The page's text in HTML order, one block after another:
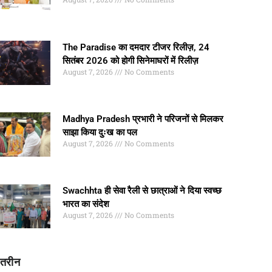
The Paradise का दमदार टीजर रिलीज़, 24
सितंबर 2026 को होगी सिनेमाघरों में रिलीज़
August 7, 2026 No Comments
Madhya Pradesh प्रभारी ने परिजनों से मिलकर
साझा किया दुःख का पल
August 7, 2026 No Comments
Swachhta ही सेवा रैली से छात्राओं ने दिया स्वच्छ
भारत का संदेश
August 7, 2026 No Comments